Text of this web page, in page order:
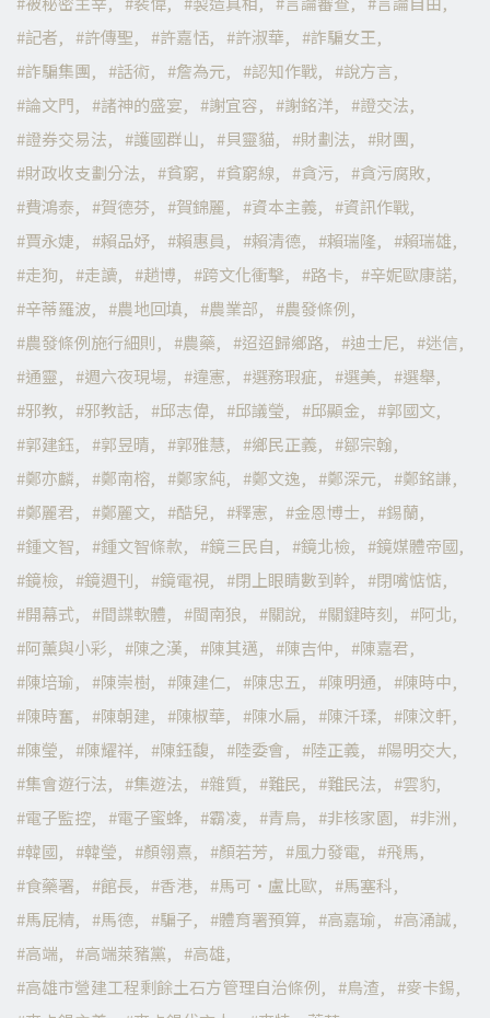
記者
許傳聖 許嘉恬 許淑華
詐騙女王
詐騙集團
話術 詹為元 認知作戰
說方言
論文門
諸神的盛宴 謝宜容 謝銘洋
證交法
證券交易法
護國群山 貝靈貓 財劃法
財團
財政收支劃分法
貧窮 貧窮線 貪污
貪污腐敗
費鴻泰
賀德芬 賀錦麗 資本主義
資訊作戰
賈永婕
賴品妤 賴惠員 賴清德 賴瑞隆
賴瑞雄
走狗
走讀 趙博 跨文化衝擊 路卡
辛妮歐康諾
辛蒂羅波
農地回填 農業部
農發條例
農發條例施行細則
農藥 迢迢歸鄉路 迪士尼
迷信
通靈
週六夜現場 違憲 選務瑕疵 選美
選舉
邪教
邪教話 邱志偉 邱議瑩 邱顯金
郭國文
郭建鈺
郭昱晴 郭雅慧 鄉民正義
鄒宗翰
鄭亦麟
鄭南榕 鄭家純 鄭文逸 鄭深元
鄭銘謙
鄭麗君
鄭麗文 酷兒 釋憲 金恩博士
錫蘭
鍾文智
鍾文智條款 鏡三民自 鏡北檢
鏡媒體帝國
鏡檢
鏡週刊 鏡電視 閉上眼睛數到幹
閉嘴惦惦
開幕式
間諜軟體 閩南狼 關說 關鍵時刻
阿北
阿薰與小彩
陳之漢 陳其邁 陳吉仲
陳嘉君
陳培瑜
陳崇樹 陳建仁 陳忠五 陳明通
陳時中
陳時奮
陳朝建 陳椒華 陳水扁 陳汘瑈
陳汶軒
陳瑩
陳耀祥 陳鈺馥 陸委會 陸正義
陽明交大
集會遊行法
集遊法 雜質 難民 難民法
雲豹
電子監控
電子蜜蜂 霸凌 青鳥 非核家園
非洲
韓國
韓瑩 顏翎熹 顏若芳 風力發電
飛馬
食藥署
館長 香港 馬可·盧比歐
馬塞科
馬屁精
馬德 騙子 體育署預算 高嘉瑜
高涌誠
高端
高端萊豬黨
高雄
高雄市營建工程剩餘土石方管理自治條例
鳥渣
麥卡錫